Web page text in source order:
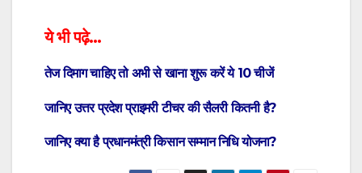
ये भी पढ़े…
तेज दिमाग चाहिए तो अभी से खाना शुरू करें ये 10 चीजें
जानिए उत्तर प्रदेश प्राइमरी टीचर की सैलरी कितनी है?
जानिए क्या है प्रधानमंत्री किसान सम्मान निधि योजना?